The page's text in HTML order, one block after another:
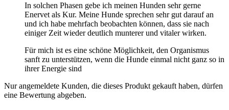
In solchen Phasen gebe ich meinen Hunden sehr gerne
Enervet als Kur. Meine Hunde sprechen sehr gut darauf an
und ich habe mehrfach beobachten können, dass sie nach
einiger Zeit wieder deutlich munterer und vitaler wirken.
Für mich ist es eine schöne Möglichkeit, den Organismus
sanft zu unterstützen, wenn die Hunde einmal nicht ganz so in
ihrer Energie sind
Nur angemeldete Kunden, die dieses Produkt gekauft haben, dürfen
eine Bewertung abgeben.